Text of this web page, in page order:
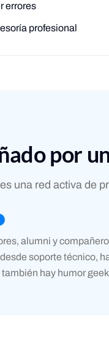
errores
profesional
por
una red activa de
alumni y
soporte técnico,
también hay humor